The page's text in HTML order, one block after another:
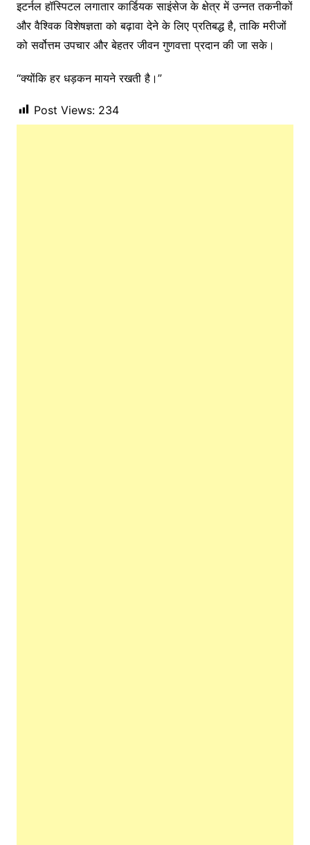
इटर्नल हॉस्पिटल लगातार कार्डियक साइंसेज के क्षेत्र में उन्नत तकनीकों
और वैश्विक विशेषज्ञता को बढ़ावा देने के लिए प्रतिबद्ध है, ताकि मरीजों
को सर्वोत्तम उपचार और बेहतर जीवन गुणवत्ता प्रदान की जा सके।
“क्योंकि हर धड़कन मायने रखती है।”
Post Views: 234